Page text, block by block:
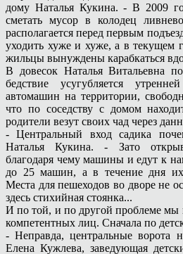
дому Наталья Кукина. - В 2009
сметать мусор в колодец
располагается перед первым
уходить хуже и хуже, а в текущем
жильцы вынуждены карабкаться
В довесок Наталья Витальевна
бедствие усугубляется
автомашин на территории,
что по соседству с домом
родители везут своих чад через
- Центральный вход садика
Наталья Кукина. - Зато
благодаря чему машины и едут к
до 25 машин, а в течение дня их
Места для пешеходов во дворе не
здесь стихийная стоянка...
И по той, и по другой проблеме мы
компетентных лиц. Сначала по
- Неправда, центральные ворота
Елена Кужлева, заведующая